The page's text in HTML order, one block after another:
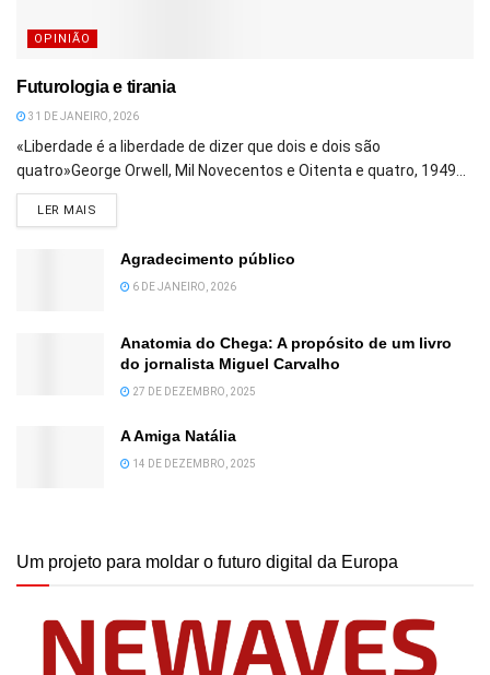
OPINIÃO
Futurologia e tirania
31 DE JANEIRO, 2026
«Liberdade é a liberdade de dizer que dois e dois são
quatro»George Orwell, Mil Novecentos e Oitenta e quatro, 1949...
LER MAIS
Agradecimento público
6 DE JANEIRO, 2026
Anatomia do Chega: A propósito de um livro
do jornalista Miguel Carvalho
27 DE DEZEMBRO, 2025
A Amiga Natália
14 DE DEZEMBRO, 2025
Um projeto para moldar o futuro digital da Europa